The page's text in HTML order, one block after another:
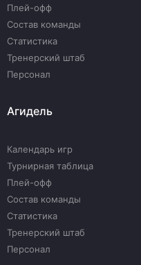
Плей-офф
Состав команды
Статистика
Тренерский штаб
Персонал
Агидель
Календарь игр
Турнирная таблица
Плей-офф
Состав команды
Статистика
Тренерский штаб
Персонал